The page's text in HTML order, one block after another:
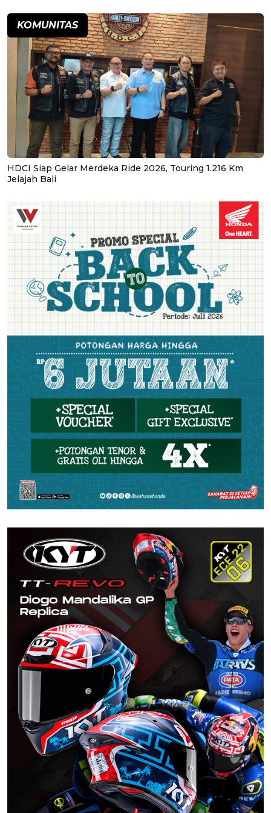
KOMUNITAS
HDCI Siap Gelar Merdeka Ride 2026, Touring 1.216 Km
Jelajah Bali